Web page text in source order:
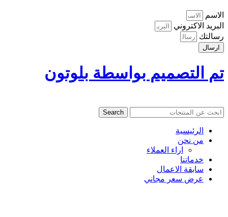
الاسم
البريد الاكتروني
رسالتك
ارسال
تم التصميم بواسطة بلوتون
Search
الرئيسية
من نحن
اراء العملاء
خدماتنا
سابقة الاعمال
عرض سعر مجاني